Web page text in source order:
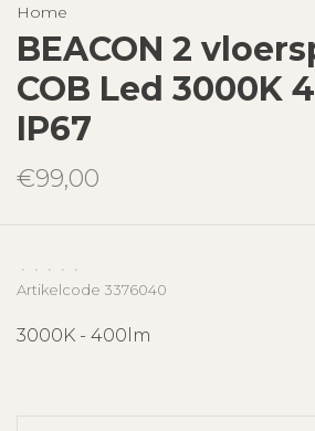
Home
BEACON 2
COB Led 3000K
IP67
€99,00
• • • •
•
Artikelcode 3376040
3000K - 400lm